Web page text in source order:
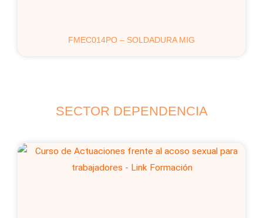
FMEC014PO – SOLDADURA MIG
SECTOR DEPENDENCIA